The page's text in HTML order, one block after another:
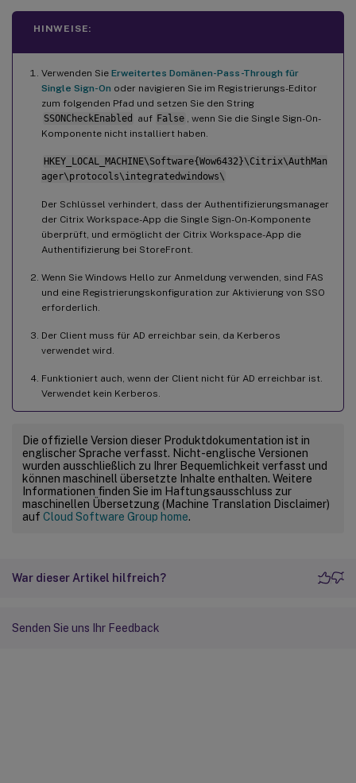
HINWEISE:
Verwenden Sie Erweitertes Domänen-Pass-Through für
Single Sign-On oder navigieren Sie im Registrierungs-Editor
zum folgenden Pfad und setzen Sie den String
SSONCheckEnabled
auf False
, wenn Sie die Single Sign-On-
Komponente nicht installiert haben.
HKEY_LOCAL_MACHINE\Software{Wow6432}\Citrix\AuthMan
ager\protocols\integratedwindows\
Der Schlüssel verhindert, dass der Authentifizierungsmanager
der Citrix Workspace-App die Single Sign-On-Komponente
überprüft, und ermöglicht der Citrix Workspace-App die
Authentifizierung bei StoreFront.
Wenn Sie Windows Hello zur Anmeldung verwenden, sind FAS
und eine Registrierungskonfiguration zur Aktivierung von SSO
erforderlich.
Der Client muss für AD erreichbar sein, da Kerberos
verwendet wird.
Funktioniert auch, wenn der Client nicht für AD erreichbar ist.
Verwendet kein Kerberos.
Die offizielle Version dieser Produktdokumentation ist in
englischer Sprache verfasst. Nicht-englische Versionen
wurden ausschließlich zu Ihrer Bequemlichkeit verfasst und
können maschinell übersetzte Inhalte enthalten. Weitere
Informationen finden Sie im Haftungsausschluss zur
maschinellen Übersetzung (Machine Translation Disclaimer)
auf Cloud Software Group home.
War dieser Artikel hilfreich?
Senden Sie uns Ihr Feedback